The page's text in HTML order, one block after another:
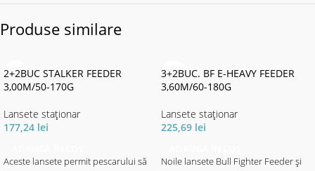
Produse similare
2+2BUC STALKER FEEDER
3,00M/50-170G
Lansete staţionar
177,24 lei
Aceste lansete permit pescarului să
3+2BUC. BF E-HEAVY FEEDER
3,60M/60-180G
Lansete staţionar
225,69 lei
Noile lansete Bull Fighter Feeder și